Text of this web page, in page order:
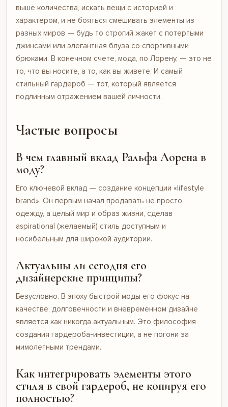
выше количества, искать вещи с историей и
характером, и не бояться смешивать элементы из
разных миров — будь то строгий жакет с потертыми
джинсами или элегантная блуза со спортивными
брюками. В конечном счете, мода, по Лорену, — это не
то, что вы носите, а то, как вы живете. И самый
стильный гардероб — тот, который является
подлинным отражением вашей личности.
Частые вопросы
В чем главный вклад Ральфа Лорена в
моду?
Его ключевой вклад — создание концепции «lifestyle
brand». Он первым начал продавать не просто
одежду, а целый мир и образ жизни, сделав
aspirational (желаемый) стиль доступным и
носибельным для широкой аудитории.
Актуальны ли сегодня его
дизайнерские принципы?
Безусловно. В эпоху быстрой моды его фокус на
качестве, долговечности и вневременном дизайне
является как никогда актуальным. Это философия
создания гардероба-инвестиции, а не погони за
мимолетными трендами.
Как интегрировать элементы этого
стиля в свой гардероб, не копируя его
полностью?